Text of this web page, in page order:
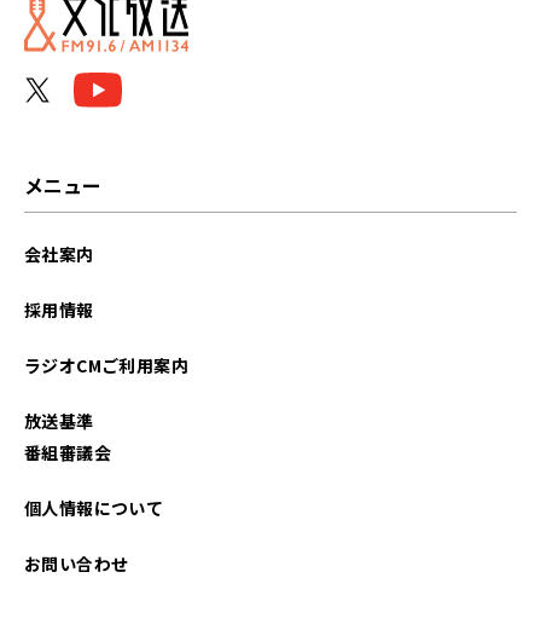
メニュー
会社案内
採用情報
ラジオCMご利用案内
放送基準
番組審議会
個人情報について
お問い合わせ